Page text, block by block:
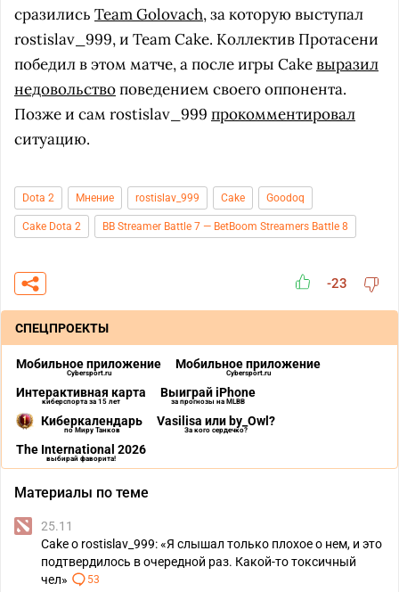
сразились Team Golovach, за которую выступал
rostislav_999, и Team Cake. Коллектив Протасени
победил в этом матче, а после игры Cakeвыразил
недовольствоповедением своего оппонента.
Позже и сам rostislav_999 прокомментировал
ситуацию.
Dota 2 Мнение rostislav_999 Cake Goodoq
Cake Dota 2 BB Streamer Battle 7 — BetBoom Streamers Battle 8
-23
СПЕЦПРОЕКТЫ
Мобильное приложение
Cybersport.ru
Мобильное приложение
Cybersport.ru
Интерактивная карта
киберспорта за 15 лет
Выиграй iPhone
за прогнозы на MLBB
Киберкалендарь
по Миру Танков
Vasilisa или by_Owl?
За кого сердечко?
The International 2026
выбирай фаворита!
Материалы по теме
25.11
Cake о rostislav_999: «Я слышал только плохое о нем, и это
подтвердилось в очередной раз. Какой-то токсичный
чел»
53